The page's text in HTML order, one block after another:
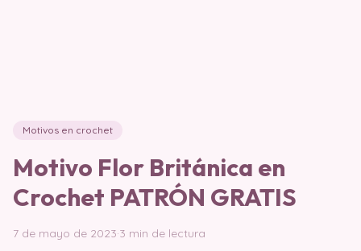
Motivos en crochet
Motivo Flor Británica en
Crochet PATRÓN GRATIS
7 de mayo de 2023·3 min de lectura